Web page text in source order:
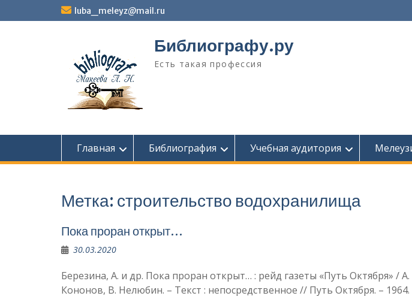
к
luba_meleyz@mail.ru
Библиографу.ру
Есть такая профессия
Главная Библиография Учебная аудитория
Метка: строительство водохранилища
Пока проран открыт…
30.03.2020
Березина, А. и др. Пока проран открыт… : рейд газеты «Путь Октября» / А.
Кононов, В. Нелюбин. – Текст : непосредственное // Путь Октября. –